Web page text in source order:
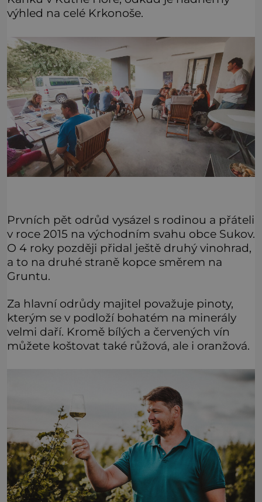
výhled na celé Krkonoše.
Prvních pět odrůd vysázel s rodinou a přáteli
v roce 2015 na východním svahu obce Sukov.
O 4 roky později přidal ještě druhý vinohrad,
a to na druhé straně kopce směrem na
Gruntu.
Za hlavní odrůdy majitel považuje pinoty,
kterým se v podloží bohatém na minerály
velmi daří. Kromě bílých a červených vín
můžete koštovat také růžová, ale i oranžová.